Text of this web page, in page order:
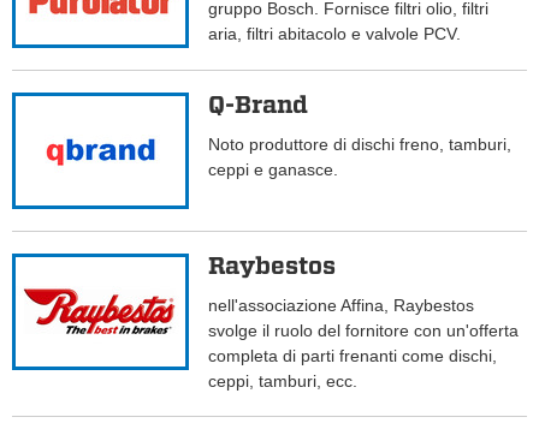
gruppo Bosch. Fornisce filtri olio, filtri
aria, filtri abitacolo e valvole PCV.
Q-Brand
Noto produttore di dischi freno, tamburi,
ceppi e ganasce.
Raybestos
nell'associazione Affina, Raybestos
svolge il ruolo del fornitore con un'offerta
completa di parti frenanti come dischi,
ceppi, tamburi, ecc.